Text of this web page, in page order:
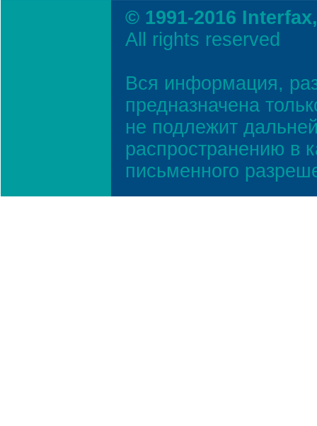
© 1991-2016
All rights reserved
Вся информация,
предназначена
не подлежит
распространению в
письменного